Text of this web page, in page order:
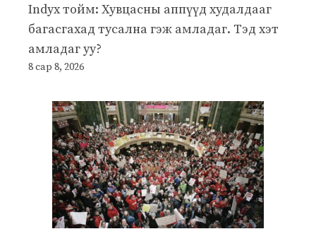
Indyx тойм: Хувцасны аппүүд худалдааг
багасгахад тусална гэж амладаг. Тэд хэт
амладаг уу?
8 сар 8, 2026